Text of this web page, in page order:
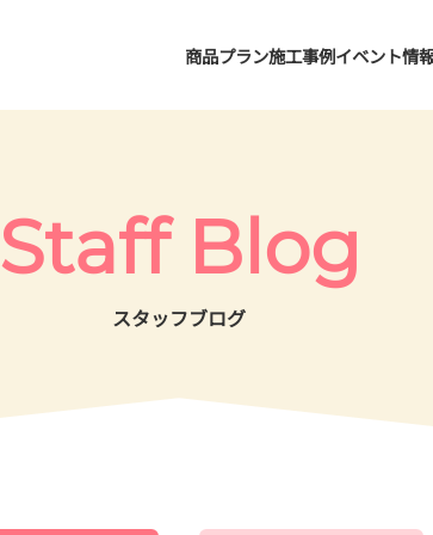
商品プラン施工事例イベント情
Staff Blog
スタッフブログ